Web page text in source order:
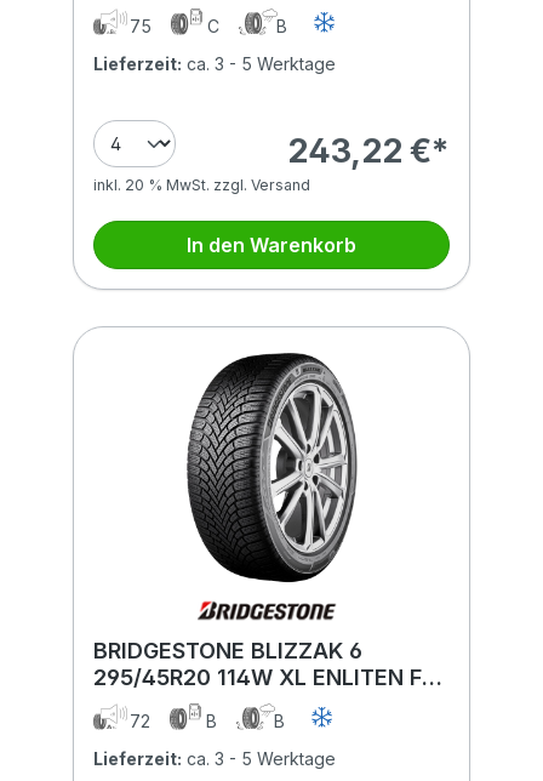
75 C
B
Lieferzeit: ca. 3 - 5 Werktage
243,22 €*
inkl. 20 % MwSt. zzgl. Versand
In den Warenkorb
BRIDGESTONE BLIZZAK 6
295/45R20 114W XL ENLITEN FSL
BSW
72 B
B
Lieferzeit: ca. 3 - 5 Werktage